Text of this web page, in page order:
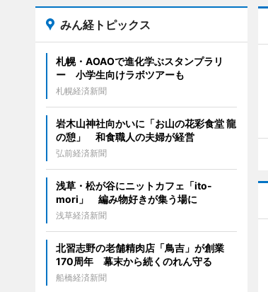
みん経トピックス
札幌・AOAOで進化学ぶスタンプラリ
ー 小学生向けラボツアーも
札幌経済新聞
岩木山神社向かいに「お山の花彩食堂 龍
の憩」 和食職人の夫婦が経営
弘前経済新聞
浅草・松が谷にニットカフェ「ito-
mori」 編み物好きが集う場に
浅草経済新聞
北習志野の老舗精肉店「鳥吉」が創業
170周年 幕末から続くのれん守る
船橋経済新聞